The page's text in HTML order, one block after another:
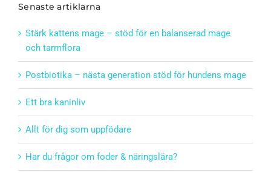
Senaste artiklarna
Stärk kattens mage – stöd för en balanserad mage
och tarmflora
Postbiotika – nästa generation stöd för hundens mage
Ett bra kaninliv
Allt för dig som uppfödare
Har du frågor om foder & näringslära?